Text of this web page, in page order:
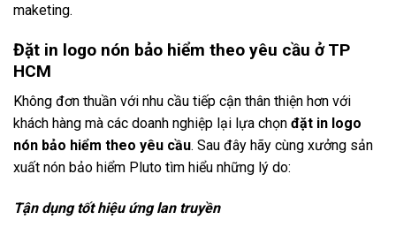
maketing.
Đặt in logo nón bảo hiểm theo yêu cầu ở TP
HCM
Không đơn thuần với nhu cầu tiếp cận thân thiện hơn với
khách hàng mà các doanh nghiệp lại lựa chọn đặt in logo
nón bảo hiểm theo yêu cầu. Sau đây hãy cùng xưởng sản
xuất nón bảo hiểm Pluto tìm hiểu những lý do:
Tận dụng tốt hiệu ứng lan truyền